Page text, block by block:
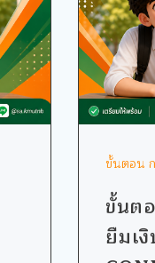
ขั้นตอน
ขั้นต
ยืมเ